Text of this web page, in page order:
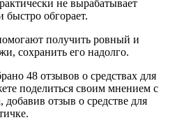
не вырабатывает
быстро обгорает.
получить ровный и
сохранить его надолго.
48 отзывов о средствах для
поделиться своим мнением с
добавив отзыв о средстве для